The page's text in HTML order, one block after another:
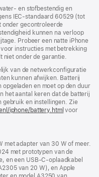
en stofbestendig en
IEC‑standaard 60529 (tot
onder gecontroleerde
kunnen na verloop
Probeer een natte iPhone
instructies met betrekking
niet onder de garantie.
van de netwerkconfiguratie
kunnen afwijken. Batterij
en moet op den duur
het aantal keren dat de batterij
gebruik en instellingen. Zie
iphone/battery.html voor
met adapter van 30 W of meer.
met prototypen van de
en een USB‑C‑oplaad­kabel
van 20 W), en Apple